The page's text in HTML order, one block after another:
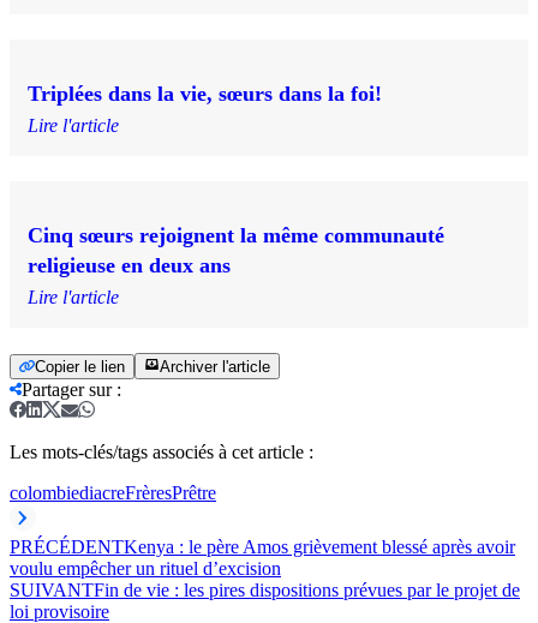
Triplées dans la vie, sœurs dans la foi!
Lire l'article
Cinq sœurs rejoignent la même communauté
religieuse en deux ans
Lire l'article
Copier le lien Archiver l'article
Partager sur:
Les mots-clés/tags associés à cet article :
colombiediacreFrèresPrêtre
PRÉCÉDENTKenya : le père Amos grièvement blessé après avoir
voulu empêcher un rituel d’excision
SUIVANTFin de vie : les pires dispositions prévues par le projet de
loi provisoire